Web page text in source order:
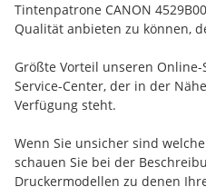
Tintenpatrone CANON
Qualität anbieten zu können,
Größte Vorteil unseren
Service-Center, der in der
Verfügung steht.
Wenn Sie unsicher sind
schauen Sie bei der
Druckermodellen zu denen